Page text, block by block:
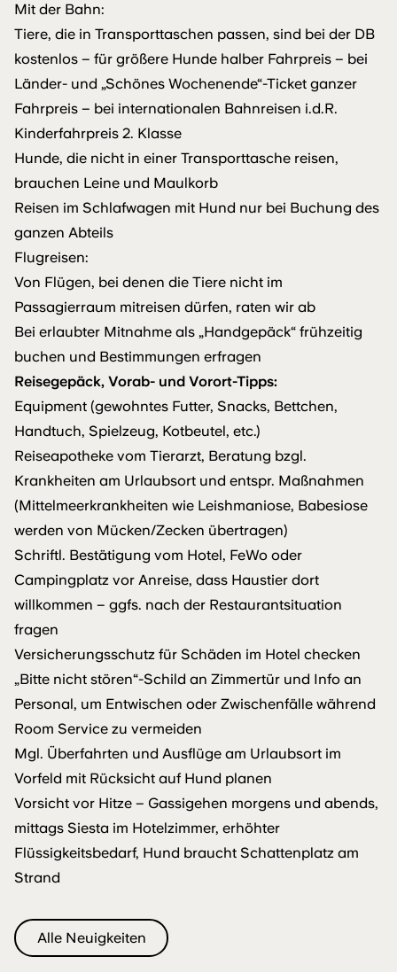
Mit der Bahn:
Tiere, die in Transporttaschen passen, sind bei der DB
kostenlos – für größere Hunde halber Fahrpreis – bei
Länder- und „Schönes Wochenende“-Ticket ganzer
Fahrpreis – bei internationalen Bahnreisen i.d.R.
Kinderfahrpreis 2. Klasse
Hunde, die nicht in einer Transporttasche reisen,
brauchen Leine und Maulkorb
Reisen im Schlafwagen mit Hund nur bei Buchung des
ganzen Abteils
Flugreisen:
Von Flügen, bei denen die Tiere nicht im
Passagierraum mitreisen dürfen, raten wir ab
Bei erlaubter Mitnahme als „Handgepäck“ frühzeitig
buchen und Bestimmungen erfragen
Reisegepäck, Vorab- und Vorort-Tipps:
Equipment (gewohntes Futter, Snacks, Bettchen,
Handtuch, Spielzeug, Kotbeutel, etc.)
Reiseapotheke vom Tierarzt, Beratung bzgl.
Krankheiten am Urlaubsort und entspr. Maßnahmen
(Mittelmeerkrankheiten wie Leishmaniose, Babesiose
werden von Mücken/Zecken übertragen)
Schriftl. Bestätigung vom Hotel, FeWo oder
Campingplatz vor Anreise, dass Haustier dort
willkommen – ggfs. nach der Restaurantsituation
fragen
Versicherungsschutz für Schäden im Hotel checken
„Bitte nicht stören“-Schild an Zimmertür und Info an
Personal, um Entwischen oder Zwischenfälle während
Room Service zu vermeiden
Mgl. Überfahrten und Ausflüge am Urlaubsort im
Vorfeld mit Rücksicht auf Hund planen
Vorsicht vor Hitze – Gassigehen morgens und abends,
mittags Siesta im Hotelzimmer, erhöhter
Flüssigkeitsbedarf, Hund braucht Schattenplatz am
Strand
Alle Neuigkeiten